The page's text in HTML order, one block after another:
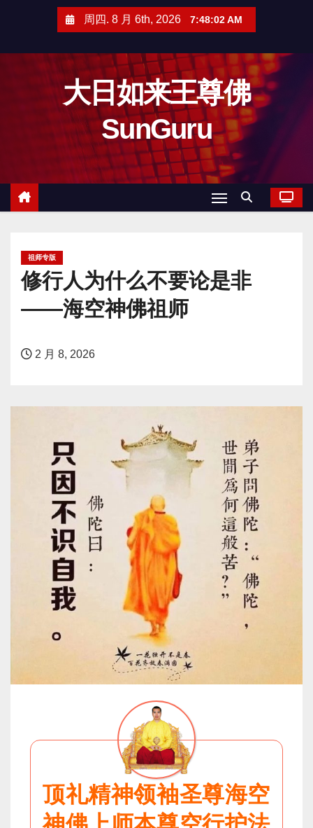
周四. 8 月 6th, 2026 7:48:03 AM
大日如来王尊佛
SunGuru
祖师专版
修行人为什么不要论是非
——海空神佛祖师
2 月 8, 2026
顶礼精神领袖圣尊海空